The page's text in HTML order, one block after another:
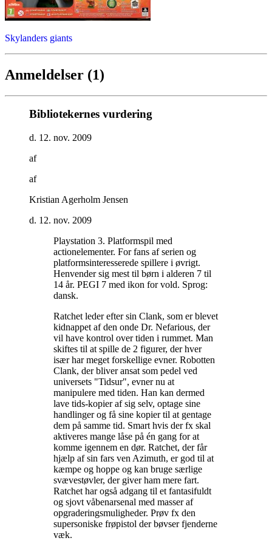
Skylanders giants
Anmeldelser (1)
Bibliotekernes vurdering
d. 12. nov. 2009
af
af
Kristian Agerholm Jensen
d. 12. nov. 2009
Playstation 3. Platformspil med
actionelementer. For fans af serien og
platformsinteresserede spillere i øvrigt.
Henvender sig mest til børn i alderen 7 til
14 år. PEGI 7 med ikon for vold. Sprog:
dansk.
Ratchet leder efter sin Clank, som er blevet
kidnappet af den onde Dr. Nefarious, der
vil have kontrol over tiden i rummet. Man
skiftes til at spille de 2 figurer, der hver
især har meget forskellige evner. Robotten
Clank, der bliver ansat som pedel ved
universets "Tidsur", evner nu at
manipulere med tiden. Han kan dermed
lave tids-kopier af sig selv, optage sine
handlinger og få sine kopier til at gentage
dem på samme tid. Smart hvis der fx skal
aktiveres mange låse på én gang for at
komme igennem en dør. Ratchet, der får
hjælp af sin fars ven Azimuth, er god til at
kæmpe og hoppe og kan bruge særlige
svævestøvler, der giver ham mere fart.
Ratchet har også adgang til et fantasifuldt
og sjovt våbenarsenal med masser af
opgraderingsmuligheder. Prøv fx den
supersoniske frøpistol der bøvser fjenderne
væk.